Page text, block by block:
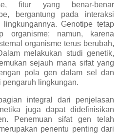
fitur yang benar-benar
bergantung pada interaksi
Genotipe tetap
organisme; namun, karena
organisme terus berubah,
melakukan studi genetik,
sejauh mana sifat yang
pola gen dalam sel dan
lingkungan.
integral dari penjelasan
juga dapat didefinisikan
Penemuan sifat gen telah
penentu penting dari